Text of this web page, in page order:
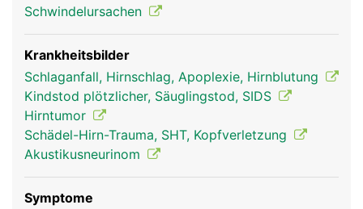
Stammhirn Frau Stammhirn Mann
Schwindelursachen
Krankheitsbilder
Schlaganfall, Hirnschlag, Apoplexie, Hirnblutung
Kindstod plötzlicher, Säuglingstod, SIDS
Hirntumor
Schädel-Hirn-Trauma, SHT, Kopfverletzung
Akustikusneurinom
Symptome